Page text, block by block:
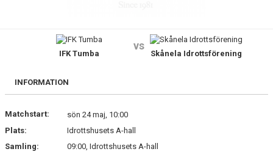
BILDGALLERI
KONTAKT
IFK Tumba
vs
Skånela Idrottsförening
INFORMATION
Matchstart:
sön 24 maj, 10:00
Plats:
Idrottshusets A-hall
Samling:
09:00, Idrottshusets A-hall